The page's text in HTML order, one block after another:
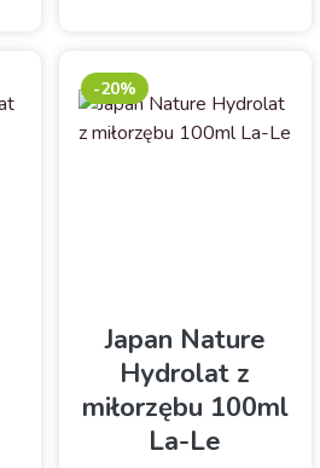
lawendowy i rozmarynowy,
doskonale sprawdzi się u
osób ceniących sobie
Japan Nature
Hydrolat z
miłorzębu 100ml
La-Le
-20%